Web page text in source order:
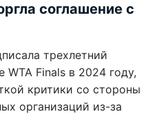
соглашение с
трехлетний
WTA Finals в 2024 году,
критики со стороны
организаций из-за